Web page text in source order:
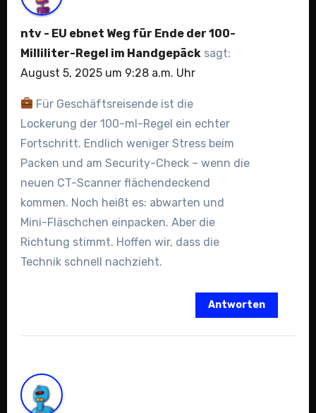
ntv - EU ebnet Weg für Ende der 100-
Milliliter-Regel im Handgepäck sagt:
August 5, 2025 um 9:28 a.m. Uhr
Für Geschäftsreisende ist die
Lockerung der 100-ml-Regel ein echter
Fortschritt. Endlich weniger Stress beim
Packen und am Security-Check – wenn die
neuen CT-Scanner flächendeckend
kommen. Noch heißt es: abwarten und
Mini-Fläschchen einpacken. Aber die
Richtung stimmt. Hoffen wir, dass die
Technik schnell nachzieht.
Antworten